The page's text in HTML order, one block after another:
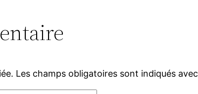
Les champs obligatoires sont indiqués avec